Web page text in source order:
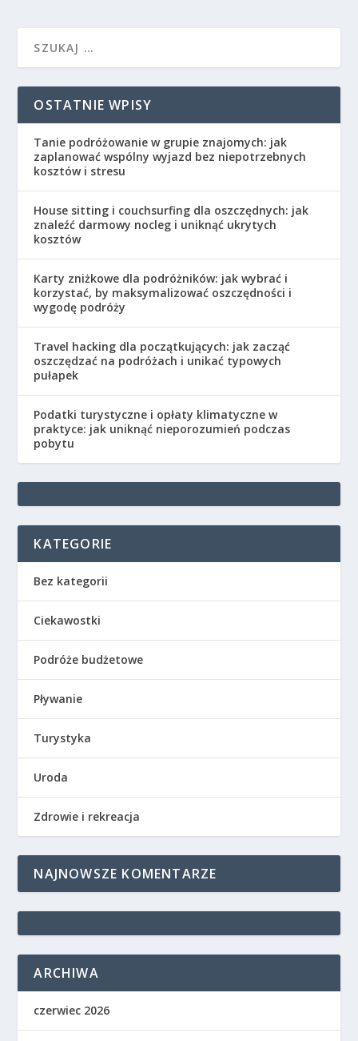
OSTATNIE WPISY
Tanie podróżowanie w grupie znajomych: jak
zaplanować wspólny wyjazd bez niepotrzebnych
kosztów i stresu
House sitting i couchsurfing dla oszczędnych: jak
znaleźć darmowy nocleg i uniknąć ukrytych
kosztów
Karty zniżkowe dla podróżników: jak wybrać i
korzystać, by maksymalizować oszczędności i
wygodę podróży
Travel hacking dla początkujących: jak zacząć
oszczędzać na podróżach i unikać typowych
pułapek
Podatki turystyczne i opłaty klimatyczne w
praktyce: jak uniknąć nieporozumień podczas
pobytu
KATEGORIE
Bez kategorii
Ciekawostki
Podróże budżetowe
Pływanie
Turystyka
Uroda
Zdrowie i rekreacja
NAJNOWSZE KOMENTARZE
ARCHIWA
czerwiec 2026